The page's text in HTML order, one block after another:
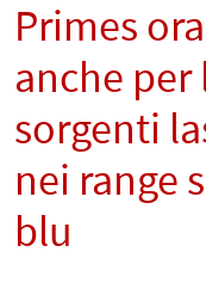
Primes
anche
sorgenti
nei range
blu